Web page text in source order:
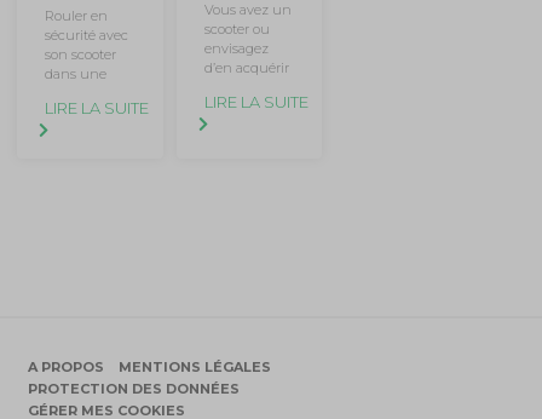
Rouler en
sécurité avec
son scooter
dans une
LIRE LA SUITE
Vous avez un
scooter ou
envisagez
d’en acquérir
LIRE LA SUITE
A PROPOS
MENTIONS LÉGALES
PROTECTION DES DONNÉES
GÉRER MES COOKIES